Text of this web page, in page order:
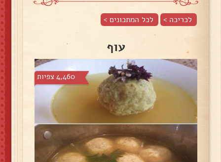
לכריכה > לכל המתכונים >
עוף
4,460 צפיות